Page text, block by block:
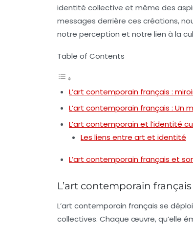
identité collective et même des
messages derrière ces créations,
notre perception et notre lien à la
Table of Contents
L’art contemporain français :
L’art contemporain français : Un
L’art contemporain et l’identité
Les liens entre art et identité
L’art contemporain français et
L’art contemporain
L’art contemporain français se
collectives. Chaque œuvre, qu’elle